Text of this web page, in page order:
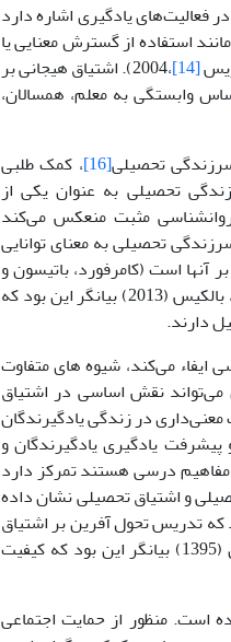
در فعالیت‌های یادگیری اشاره دارد
استفاده از گسترش معنایی یا
[14]
،2004). اشتیاق هیجانی بر
وابستگی به معلم، همسالان،
تحصیلی[16]
، کمک طلبی
تحصیلی به عنوان یکی از
مثبت منعکس می‌کند
سرزندگی تحصیلی به معنای توانایی
آنها است (کامرفورد، باتیسون و
، 2015). نتایج پژوهش های پورعبدل، صبحی‌قراملکی و عباسی (1394)، بالکیس (2013) بیانگر این بود که
دارند.
می‌کند، شیوه های متفاوت
نقش اساسی در اشتیاق
در زندگی یادگیرندگان
و پیشرفت یادگیری یادگیرندگان و
درسی هستند تمرکز دارد
و اشتیاق تحصیلی نشان داده
بود که تدریس تحول آفرین بر اشتیاق
تحصیلی اثر مثبت دارد. نتایج پژوهش های غلام زاده (1393)، منطقی و همکاران (1395) بیانگر این بود که کیفیت
است. منظور از حمایت اجتماعی